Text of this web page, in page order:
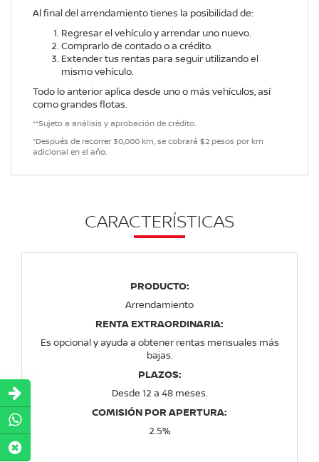
Al final del arrendamiento tienes la posibilidad de:
Regresar el vehículo y arrendar uno nuevo.
Comprarlo de contado o a crédito.
Extender tus rentas para seguir utilizando el
mismo vehículo.
Todo lo anterior aplica desde uno o más vehículos, así
como grandes flotas.
**Sujeto a análisis y aprobación de crédito.
*Después de recorrer 30,000 km, se cobrará $2 pesos por km
adicional en el año.
CARACTERÍSTICAS
PRODUCTO:
Arrendamiento
RENTA EXTRAORDINARIA:
Es opcional y ayuda a obtener rentas mensuales más
bajas.
PLAZOS:
Desde 12 a 48 meses.
COMISIÓN POR APERTURA:
2.5%